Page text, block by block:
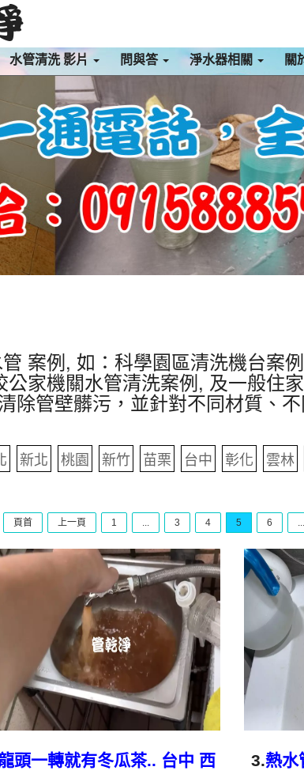
水管清洗 影片 問與答 淨水器相關 關
案例, 如：科學園區清洗機台案
家機關水管清洗案例, 及一般住
除管壁髒污，並針對不同材質、
新北 桃園 新竹 苗栗 台中 彰化 雲林
頁首 上一頁 1 ... 3 4 5 6 ...
頭一轉就有冬瓜茶.. 台中 西
3.熱水